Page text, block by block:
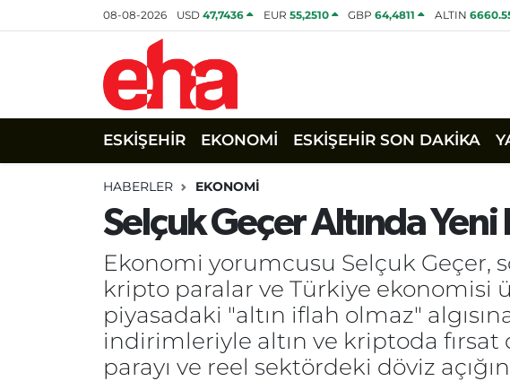
08-08-2026 USD47,7436 EUR 55,2510 GBP64,4811 ALTIN
ESKİŞEHİR EKONOMİ ESKİŞEHİR SON DAKİKA
HABERLER EKONOMİ
Selçuk Geçer Altında
Ekonomi yorumcusu Selçuk Geçer,
kripto paralar ve Türkiye ekonomisi
piyasadaki "altın iflah olmaz"
indirimleriyle altın ve kriptoda fırsat
parayı ve reel sektördeki döviz